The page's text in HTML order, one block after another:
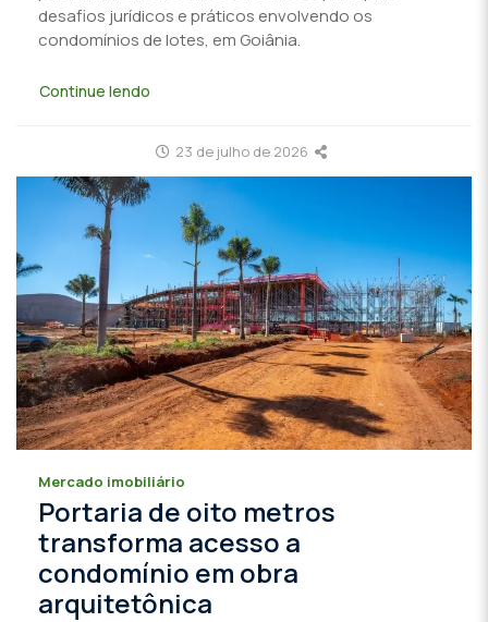
desafios jurídicos e práticos envolvendo os
condomínios de lotes, em Goiânia.
Continue lendo
23 de julho de 2026
Mercado imobiliário
Portaria de oito metros
transforma acesso a
condomínio em obra
arquitetônica